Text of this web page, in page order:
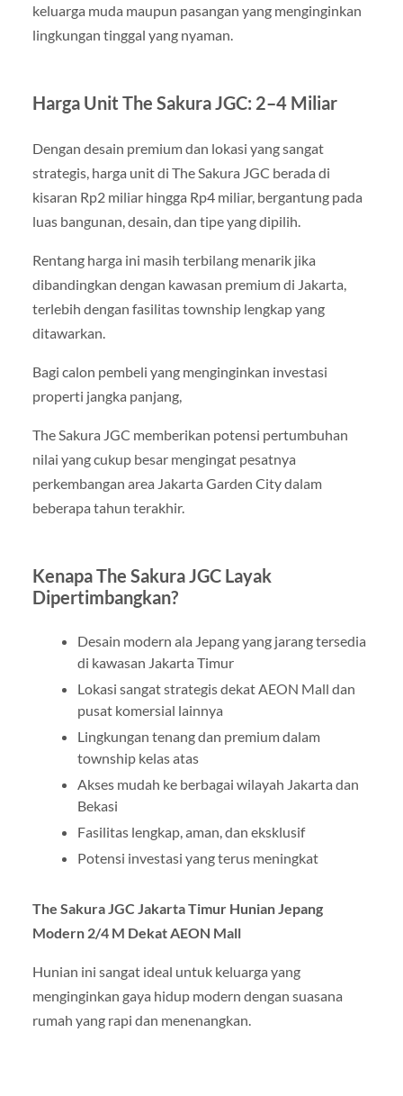
keluarga muda maupun pasangan yang menginginkan
lingkungan tinggal yang nyaman.
Harga Unit The Sakura JGC: 2–4 Miliar
Dengan desain premium dan lokasi yang sangat
strategis, harga unit di The Sakura JGC berada di
kisaran Rp2 miliar hingga Rp4 miliar, bergantung pada
luas bangunan, desain, dan tipe yang dipilih.
Rentang harga ini masih terbilang menarik jika
dibandingkan dengan kawasan premium di Jakarta,
terlebih dengan fasilitas township lengkap yang
ditawarkan.
Bagi calon pembeli yang menginginkan investasi
properti jangka panjang,
The Sakura JGC memberikan potensi pertumbuhan
nilai yang cukup besar mengingat pesatnya
perkembangan area Jakarta Garden City dalam
beberapa tahun terakhir.
Kenapa The Sakura JGC Layak
Dipertimbangkan?
Desain modern ala Jepang yang jarang tersedia
di kawasan Jakarta Timur
Lokasi sangat strategis dekat AEON Mall dan
pusat komersial lainnya
Lingkungan tenang dan premium dalam
township kelas atas
Akses mudah ke berbagai wilayah Jakarta dan
Bekasi
Fasilitas lengkap, aman, dan eksklusif
Potensi investasi yang terus meningkat
The Sakura JGC Jakarta Timur Hunian Jepang
Modern 2/4 M Dekat AEON Mall
Hunian ini sangat ideal untuk keluarga yang
menginginkan gaya hidup modern dengan suasana
rumah yang rapi dan menenangkan.